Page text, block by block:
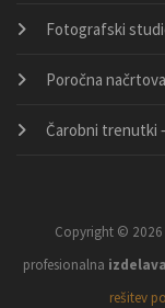
Fotografski
Poročna
Čarobni trenutki
Copyright © 2026
profesionalna
rešitev